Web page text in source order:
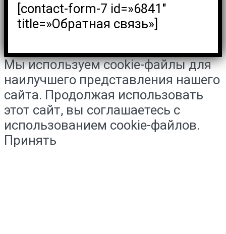
[contact-form-7 id=»6841″
title=»Обратная связь»]
Мы используем cookie-файлы для
наилучшего представления нашего
сайта. Продолжая использовать
этот сайт, вы соглашаетесь с
использованием cookie-файлов.
Принять